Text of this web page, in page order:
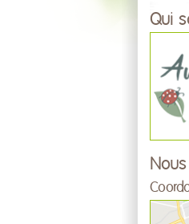
Qui
Nous